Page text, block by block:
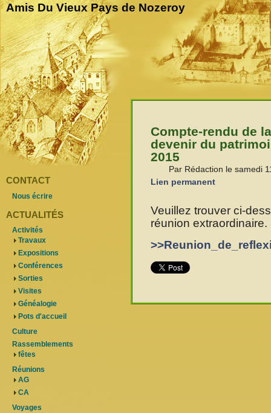
Amis Du Vieux Pays de Nozeroy
Compte-rendu de
devenir du
2015
Par Rédaction le samedi
Lien permanent
Veuillez trouver ci-
réunion extraordinaire.
CONTACT
Nous écrire
ACTUALITÉS
Activités
Travaux
Expositions
Conférences
Sorties
Visites
Généalogie
Pots d'accueil
Culture
Rassemblements
fêtes
Réunions
AG
CA
Voyages